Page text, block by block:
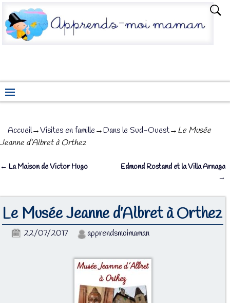
Accueil→Visites en famille→Dans le Sud-Ouest→Le Musée
Jeanne d’Albret à Orthez
← La Maison de Victor Hugo
Edmond Rostand et la Villa Arnaga
→
Le Musée Jeanne d’Albret à Orthez
22/07/2017 apprendsmoimaman